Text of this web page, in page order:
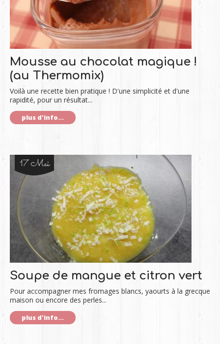
Mousse au chocolat magique !
(au Thermomix)
Voilà une recette bien pratique ! D'une simplicité et d'une
rapidité, pour un résultat...
plus d'info...
17 Mai
Soupe de mangue et citron vert
Pour accompagner mes fromages blancs, yaourts à la grecque
maison ou encore des perles...
plus d'info...